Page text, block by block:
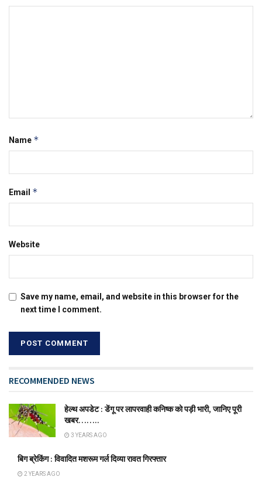
Name *
Email *
Website
Save my name, email, and website in this browser for the
next time I comment.
RECOMMENDED NEWS
हेल्थ अपडेट : डेंगू पर लापरवाही कनिष्क को पड़ी भारी, जानिए पूरी
खबर……..
3 YEARS AGO
बिग ब्रेकिंग : विवादित मशरूम गर्ल दिव्या रावत गिरफ्तार
2 YEARS AGO